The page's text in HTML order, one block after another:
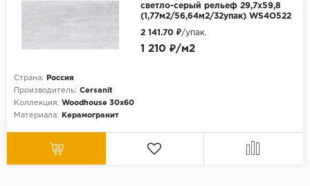
светло-серый рельеф 29,7x59,8
(1,77м2/56,64м2/32упак) WS4O522
Страна:
Россия
Производитель: Cersanit
Коллекция: Woodhouse 30х60
Материала:
Керамогранит
1 210 ₽/м2
2 141.70 ₽/упак.